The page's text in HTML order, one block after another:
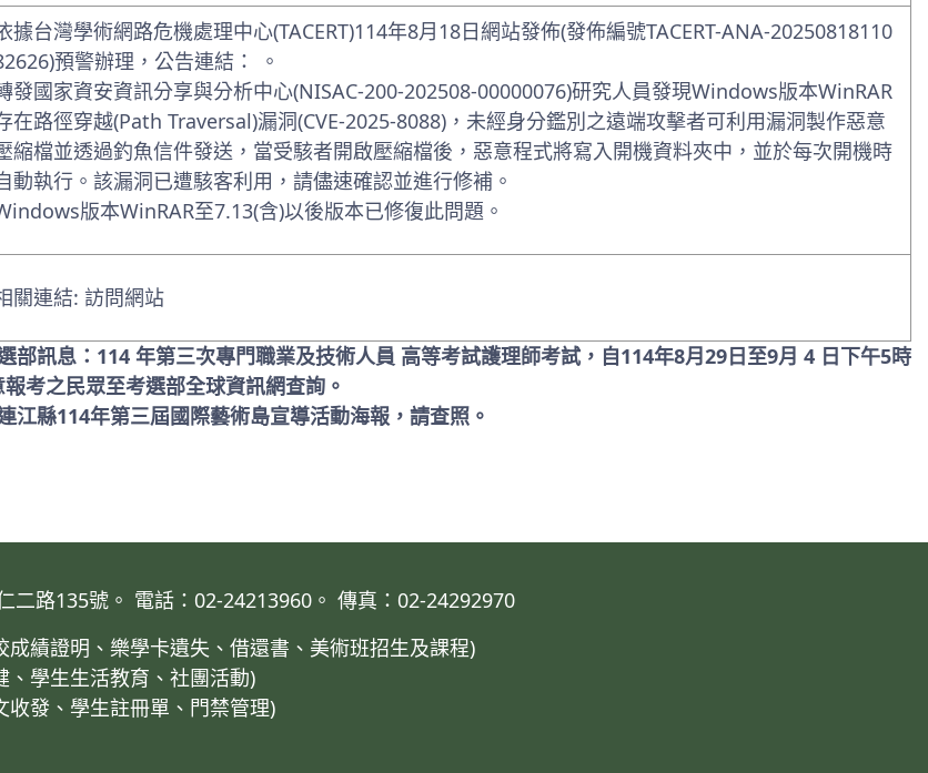
據台灣學術網路危機處理中心(TACERT)114年8月18日網站發佈(發佈編號TACERT-ANA-20250818110
預警辦理，公告連結： 。
發國家資安資訊分享與分析中心(NISAC-200-202508-00000076)研究人員發現Windows版本WinRAR
在路徑穿越(Path Traversal)漏洞(CVE-2025-8088)，未經身分鑑別之遠端攻擊者可利用漏洞製作惡意
縮檔並透過釣魚信件發送，當受駭者開啟壓縮檔後，惡意程式將寫入開機資料夾中，並於每次開機時
動執行。該漏洞已遭駭客利用，請儘速確認並進行修補。
版本WinRAR至7.13(含)以後版本已修復此問題。
關連結: 訪問網站
部訊息：114 年第三次專門職業及技術人員 高等考試護理師考試，自114年8月29日至9月 4 日下午5時
考之民眾至考選部全球資訊網查詢。
江縣114年第三屆國際藝術島宣導活動海報，請查照。
路135號。 電話：02-24213960。 傳真：02-24292970
績證明、樂學卡遺失、借還書、美術班招生及課程)
學生生活教育、社團活動)
發、學生註冊單、門禁管理)